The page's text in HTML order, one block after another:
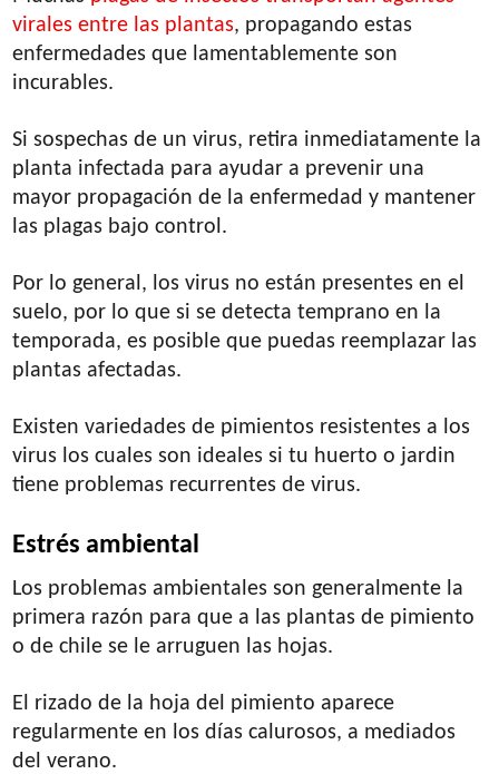
virales entre las plantas, propagando estas
enfermedades que lamentablemente son
incurables.
Si sospechas de un virus, retira inmediatamente la
planta infectada para ayudar a prevenir una
mayor propagación de la enfermedad y mantener
las plagas bajo control.
Por lo general, los virus no están presentes en el
suelo, por lo que si se detecta temprano en la
temporada, es posible que puedas reemplazar las
plantas afectadas.
Existen variedades de pimientos resistentes a los
virus los cuales son ideales si tu huerto o jardin
tiene problemas recurrentes de virus.
Estrés ambiental
Los problemas ambientales son generalmente la
primera razón para que a las plantas de pimiento
o de chile se le arruguen las hojas.
El rizado de la hoja del pimiento aparece
regularmente en los días calurosos, a mediados
del verano.